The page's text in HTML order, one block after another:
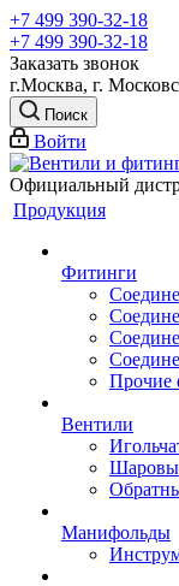
+7 499 390-32-18
+7 499 390-32-18
Заказать звонок
г.Москва, г.
Поиск
Войти
Официальный
Продукция
Фитинги
Прочие
Вентили
Манифольды